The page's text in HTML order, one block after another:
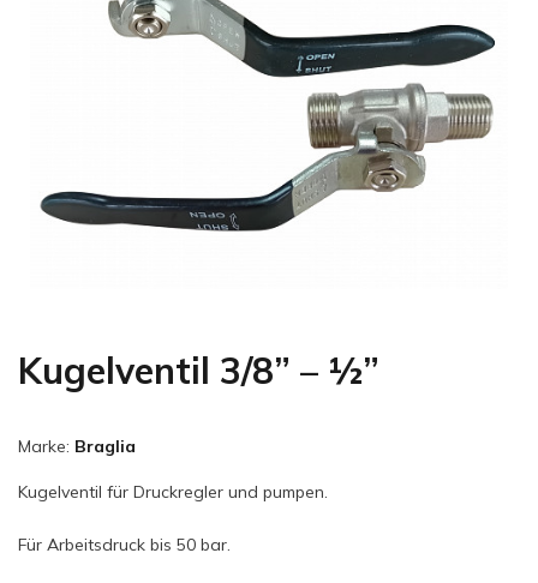
Kugelventil 3/8” – ½”
Marke: Braglia
Kugelventil für Druckregler und pumpen.
Für Arbeitsdruck bis 50 bar.